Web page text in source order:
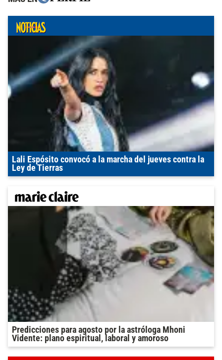
Lali Espósito convocó a la marcha del jueves contra la
Ley de Tierras
Predicciones para agosto por la astróloga Mhoni
Vidente: plano espiritual, laboral y amoroso